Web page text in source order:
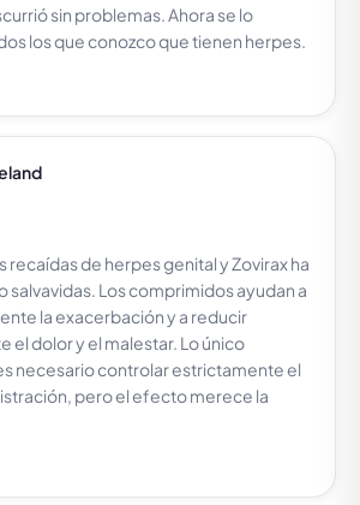
sin problemas. Ahora se lo
los que conozco que tienen herpes.
de herpes genital y Zovirax ha
salvavidas. Los comprimidos ayudan a
la exacerbación y a reducir
el dolor y el malestar. Lo único
necesario controlar estrictamente el
pero el efecto merece la